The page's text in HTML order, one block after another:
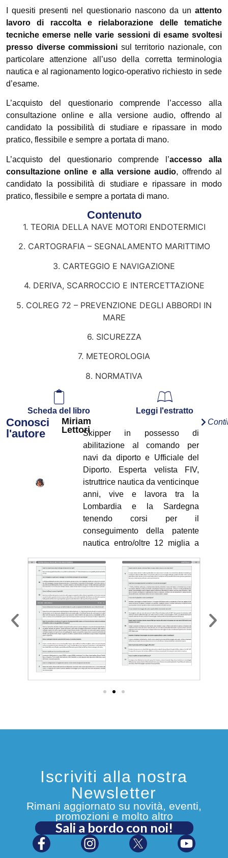
I quesiti presenti nel questionario nascono da un attento
lavoro di raccolta e rielaborazione delle tematiche
tecniche emerse nelle varie sessioni di esame svoltesi
presso diverse commissioni sul territorio nazionale, con
particolare attenzione all’uso della corretta terminologia
nautica e al ragionamento logico-operativo richiesto in sede
d’esame.
L’acquisto del questionario comprende l’accesso alla
consultazione online e alla versione audio, offrendo al
candidato la possibilità di studiare e ripassare in modo
pratico, flessibile e sempre a portata di mano.
L’acquisto del questionario comprende l’accesso alla
consultazione online e alla versione audio, offrendo al
candidato la possibilità di studiare e ripassare in modo
pratico, flessibile e sempre a portata di mano.
Contenuto
1. TEORIA DELLA NAVE MOTORI ENDOTERMICI
2. CARTOGRAFIA – SEGNALAMENTO MARITTIMO
3. CARTEGGIO E NAVIGAZIONE
4. DERIVA, SCARROCCIO E INTERCETTAZIONE
5. COLREG 72 – PREVENZIONE DEGLI ABBORDI IN
MARE
6. SICUREZZA
7. METEOROLOGIA
8. NORMATIVA
Scheda del libro Leggi l'estratto
Conosci
l'autore
Miriam
LettoriSkipper in possesso di
abilitazione al comando per
navi da diporto e Ufficiale del
Diporto. Esperta velista FIV,
istruttrice nautica da venticinque
anni, vive e lavora tra la
Lombardia e la Sardegna
tenendo corsi per il
conseguimento della patente
nautica entro/oltre 12 miglia a
diporto.
https://linktr.ee/miriamlettori
Iscriviti alla nostra
Newsletter
Rimani aggiornato su novità, eventi,
promozioni e molto altro
Sali a bordo con noi!